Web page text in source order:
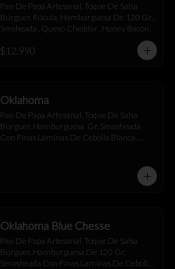
Pan De Papa Artesanal, Toque De Salsa
Búrguer, Rúcula, Hamburguesa De 120 Gr ,
Smsheada , Queso Cheddar , Honey Bacón.
$12.990
Oklahoma
Pan De Papa Artesanal, Toque De Salsa
Búrguer, Hamburguesa  Gr, Smasheada
Con Finas Láminas De Cebolla Blanca,
Oklahoma Blue Chesse
Pan De Papa Artesanal, Toque De Salsa
Búrguer, Hamburguesa De 120 Gr,
Smasheada Con Finas Laminas De Cebolla